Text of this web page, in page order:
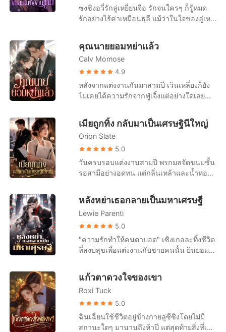
เฉียวซิงเฉินหัวเราะเยาะและโต้ตอบว่า "ไป
ให้พ้น ฉันกับสามีรักกันมาก" ทุกคนต่าก็คิด
เป็นคนรวยอันดับต้นๆในโลก ในการถ่ายทอด
สดทั่วโลก ชายคนนี้คุกเข่าข้างเดียว ถือ
แหวนเพชรมูลค่าหลักพันล้าน และพูดช้าๆ ว่า
"คุณภรรยา ชีวิตที่เหลือนี้ขอฝากเนื้อฝากตัว
ด้วยนะ"
ซ่งชิงอวี่รักลู่เหยี่ยนจือ รักจนใครๆ ก็รู้หมด
รักอย่างไร้ค่าเหมือนธุลี แม้ว่าในใจของลู่เหยี่
เวลาส่วนใหญ่ในแต่ละปีไปกับคนรักเก่าที่ต่าง
ประเทศ แม้ว่าคนรักเก่าจะตั้งครรภ์ลูกของลู่
เหยี่ยนจือแล้ว ซ่งชิงอวี่ก็ยังคงขอแต่งงานกับ
ลู่เหยี่ยนจือ แต่ในวันไปจดทะเบียนเพราะคน
รักเก่ากลับมา ลู่เหยี่ยนจือก็ไม่ปรากฏตัวที่ที่
ว่าการอำเภอ หลังจากรักลู่เหยี่ยนจือมาเจ็ดปี
ซ่งชิงอวี่ก็หมดหวังสิ้นเชิง เธอได้บล็อกลู่เหยี่
ยู่ ลู่เหยี่ยนจือไม่ได้ใส่ใจอะไร คิดว่าสักวัน
หนึ่งยังไงซ่งชิงอวี่ก็จะกลับมา จนกระทั่งเขา
เห็นซ่งชิงอวี่จดทะเบียนสมรสกับชายอื่นที่
หน้าที่ว่าการอำเภอ! คุณลู่ผู้ยิ่งใหญ่ถึงกับเสีย
สติไปเลย! ต่อมา ใครๆ ก็มักเห็นคุณลู่ผู้ยิ่ง
ใหญ่ วิ่งตามหลังซ่งชิงอวี่อย่างไร้ศักดิ์ศรี “ชิ
ครั้งเถอะ!” และสิ่งที่ตอบกลับเขาคือ เสียงที่
ไม่พอใจของผู้หญิงคนหนึ่ง “คุณจะหยุด
คุณนายยอมหย่าแล้ว
Calv Momose
4.9
หลังจากแต่งงานกันมาสามปี เวินเหลี่ยงก็ยัง
ไม่เคยได้ความรักจากฟู่เจิ้งแต่อย่างใดเลย
หนังสือการหย่า "ถ้าฉันมีลูก คุณยังเลือกหย่า
ไหม?" เธออยากจับโอกาสสุดท้ายนี้ไว้ แต่
แล้วมีแต่คำตอบที่เย็นชาว่า "ใช่" เวินเหลี่ยง
หลับตาและเลือกที่จะปล่อยมือ ...ต่อมาเธอ
นอนอยู่บนเตียงคนไข้ด้วยความสิ้นหวังและ
ลงนามในข้อตกลงการหย่า "ฟู่เจิ้ง เราไม่ได้
ขอร้องให้อีกฝ่ายกลับมาด้วยเสียงแผ่วเบา "เห
ลียง ได้โปรดอย่าหย่าได้ไหม?"
เมียถูกทิ้ง กลับมาเป็นเศรษฐินีใหญ่
Orion Slate
5.0
วันครบรอบแต่งงานสามปี พรกมลจัดขนมชั้น
รอสามีอย่างอดทน แต่กลิ่นเหล้าและน้ำหอมผู้
สายของศศิกานต์ดังขึ้น เขาผลักเธอทิ้งแล้ว
วิ่งออกไปทันที เธอได้ยินเสียงเขาบอกให้โยน
ของขวัญครบรอบทิ้ง และบอกว่าเขารักแค่
ศศิกานต์คนเดียว ข่าวการตั้งครรภ์ทำให้อภิ
เดชโกรธจัด เขายื่นสัญญาหย่าแล้วสั่งให้เธอ
ไปทำแท้ง เธอล้มลงเพราะถูกผลัก แต่เขากลับ
ไม่ยื่นมือช่วย กลับเดินจากไปอย่างเย็นชา ที่
ให้เธออาเจียนต่อหน้าคนอื่น อภิเดชเชื่อคำ
โกหกของอีกฝ่ายเต็มที่ แม้เธอจะปฏิเสธก็ตาม
พรกมลเซ็นสัญญาหย่า ลาออกจากงาน แล้ว
เดินออกจากชีวิตเก่าโดยไม่เหลียวหลัง เธอ
สาบานว่าจะเลี้ยงลูกคนเดียวให้ได้
หลังหย่าเธอกลายเป็นมหาเศรษฐี
Lewie Parenti
5.0
"ความรักทำให้คนตาบอด" เซิงเกอละทิ้งชีวิต
ที่สงบสุขเพื่อแต่งงานกับชายคนนั้น ยินยอม
แต่ในที่สุดเธอก็ตระหนักว่าความพยายาม
ของเธอ มันไร้ประโยชน์สิ้นดี เพราะในใจ
ของสามีตัวเองมีแต่รักแรกของเขา เซิงเกอรู้
สึกผิดหวังอย่างมาก และขอหย่าอย่างเด็ดขาด
"ถึงเวลาแล้ว ฉันไม่ปกปิดอีกแล้ว จะบอก
ความจริงให้" ทันใดนั้น โลกออนไลน์ก็ระเบิด
แก้วตาดวงใจของเขา
Roxi Tuck
5.0
ฉินเฉี่ยนใช้ชีวิตอยู่ข้างกายลู่ซีซิงโดยไม่มี
สถานะใดๆ มานานถึงห้าปี แต่สุดท้ายสิ่งที่เธอ